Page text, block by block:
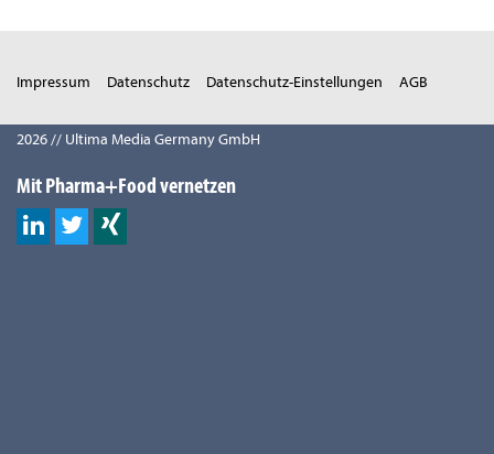
Impressum Datenschutz Datenschutz-Einstellungen AGB
2026 // Ultima Media Germany GmbH
Mit Pharma+Food vernetzen